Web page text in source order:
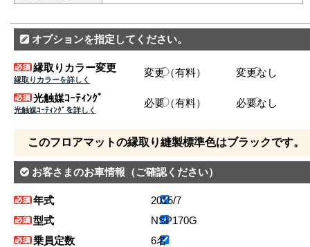
オプションを指定してください。
縁取りカラー変更
縁取りカラーを詳しく
変更（有料） 変更なし
光触媒ｺｰﾃｨﾝｸﾞ
光触媒ｺｰﾃｨﾝｸﾞを詳しく
必要（有料） 必要なし
このフロアマットの縁取り縫製標準色はブラックです。
お客さまのお車情報 （ご確認ください）
年式
2015/7
型式
NSP170G
乗員定数
6名